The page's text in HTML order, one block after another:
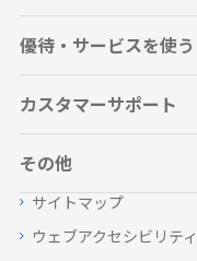
優待・サービスを使う
カスタマーサポート
その他
サイトマップ
ウェブアクセシビリテ